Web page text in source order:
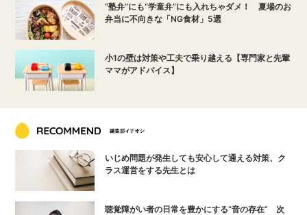
“塾弁”にも“学童弁”にも入れちゃダメ！ 夏場のお
弁当に不向きな「NG食材」5選
小1の壁は対策や工夫で乗り越える【専門家と先輩
ママがアドバイス】
いじめ問題が発生しても安心して通える対策、ク
ラス運営をする先生とは
聴覚障がい者の日常を豊かにする“音の存在” 次